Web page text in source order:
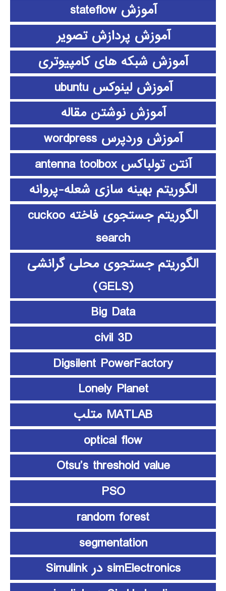
آموزش stateflow
آموزش پردازش تصویر
آموزش شبکه های کامپیوتری
آموزش لینوکس ubuntu
آموزش نوشتن مقاله
آموزش وردپرس wordpress
آنتن تولباکس antenna toolbox
الگوریتم بهینه سازی شعله-پروانه
الگوریتم جستجوی فاخته cuckoo
search
الگوریتم جستجوی محلی گرانشی
(GELS)
Big Data
civil 3D
Digsilent PowerFactory
Lonely Planet
MATLAB متلب
optical flow
Otsu’s threshold value
PSO
random forest
segmentation
simElectronics در Simulink